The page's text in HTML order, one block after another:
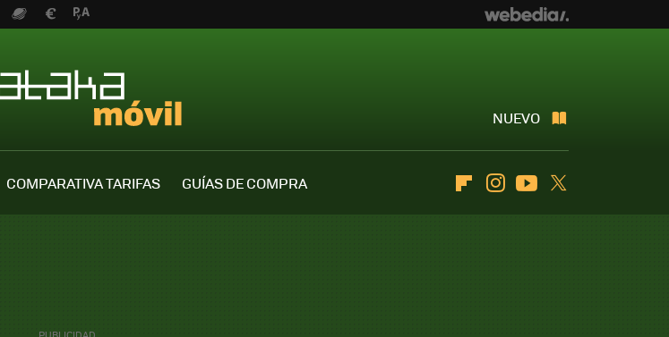
NUEVO
COMPARATIVA TARIFAS
GUÍAS DE COMPRA
FlipboardInstagramYoutube